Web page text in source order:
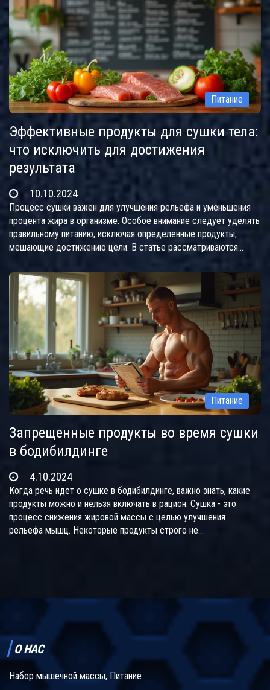
Питание
Эффективные продукты для сушки тела:
что исключить для достижения
результата
10.10.2024
Процесс сушки важен для улучшения рельефа и уменьшения
процента жира в организме. Особое внимание следует уделять
правильному питанию, исключая определенные продукты,
мешающие достижению цели. В статье рассматриваются
по замене нежелательных продуктов и обсуждаются тонкости
подхода к этому процессу. Читатели узнают, какие привычки
питания помогут создать идеальное тело, не нанося вреда
здоровью.
Питание
Запрещенные продукты во время сушки
в бодибилдинге
4.10.2024
Когда речь идет о сушке в бодибилдинге, важно знать, какие
продукты можно и нельзя включать в рацион. Сушка - это
процесс снижения жировой массы с целью улучшения
рельефа мышц. Некоторые продукты строго не
О НАС
Набор мышечной массы, Питание